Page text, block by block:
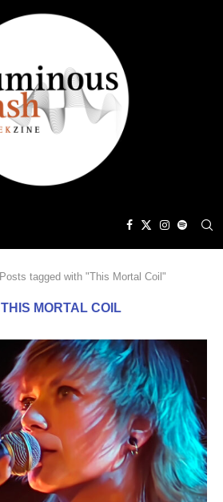
Posts tagged with "This Mortal Coil"
THIS MORTAL COIL